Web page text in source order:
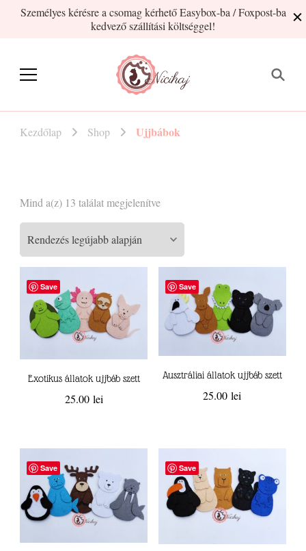
Személyes kérésre a csomag kérhető Easybox-ba / Foxpost-ba
kedvező szállítási költséggel!
Nicihaj
Kezdőlap Shop Ujjbábok
Mind a(z) 13 találat megjelenítveSorted
by
latest
Save
Exotikus állatok ujjbáb szett
25.00 lei
Save
Ausztráliai állatok ujjbáb szett
25.00lei
Save Save